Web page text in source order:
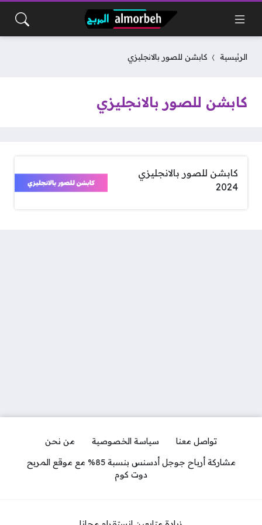
الرئيسية كابشن للصور بالانجليزي
كابشن للصور بالانجليزي
كابشن للصور بالانجليزي
2024
تواصل معنا سياسة الخصوصية
من نحن
مشاركة أرباح جوجل أدسنس بنسبة 85% مع موقع المربح
دوت كوم